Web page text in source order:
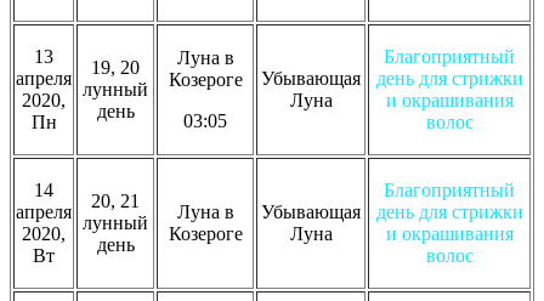
13
апреля
2020,
Пн
19, 20
лунный
день
Луна в
Козероге
03:05
Убывающая
Луна
Благоприятный
день для стрижки
и окрашивания
волос
14
апреля
2020,
Вт
20, 21
лунный
день
Луна в
Козероге
Убывающая
Луна
Благоприятный
день для стрижки
и окрашивания
волос